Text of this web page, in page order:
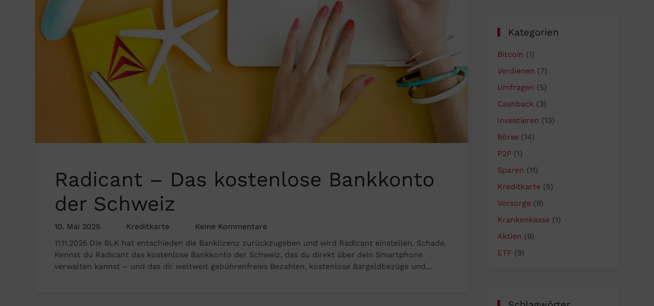
Radicant – Das kostenlose Bankkonto
der Schweiz
10. Mai 2025 Kreditkarte Keine Kommentare
zu
Radicant
–
Das
11.11.2025 Die BLK hat entschieden die Banklizenz zurückzugeben und wird Radicant einstellen. Schade.
Kennst du Radicant das kostenlose Bankkonto der Schweiz, das du direkt über dein Smartphone
verwalten kannst – und das dir weltweit gebührenfreies Bezahlen, kostenlose Bargeldbezüge und...
Kategorien
Bitcoin (1)
Verdienen (7)
Umfragen (5)
Cashback (3)
Investieren (13)
Börse (14)
P2P (1)
Sparen (11)
Kreditkarte (5)
Vorsorge (9)
Krankenkasse (1)
Aktien (9)
ETF (9)